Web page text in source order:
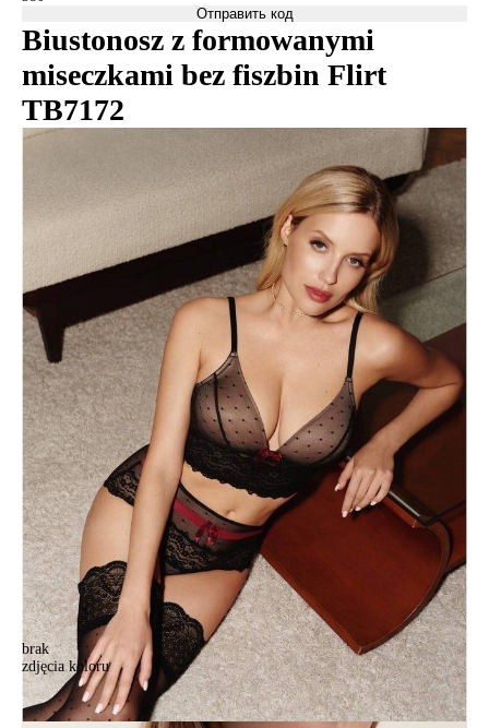
Отправить код
Biustonosz z formowanymi
miseczkami bez fiszbin Flirt
TB7172
brak
zdjęcia koloru
Biustonosz CE FLIRT TB7172, r.70A, czarny
Biustonosz CE FLIRT TB7172, r.70A, czarny
174,90 zł